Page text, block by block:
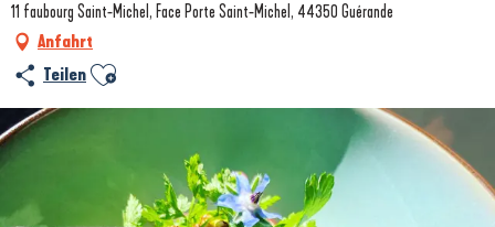
11 faubourg Saint-Michel, Face Porte Saint-Michel, 44350 Guérande
Anfahrt
Teilen Ajouter aux favoris